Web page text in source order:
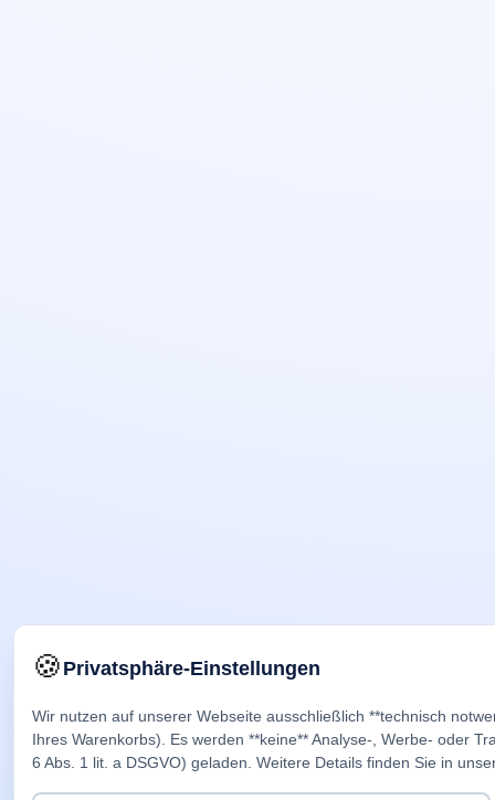
🍪Privatsphäre-Einstellungen
Wir nutzen auf unserer Webseite ausschließlich **technisch
Ihres Warenkorbs). Es werden **keine** Analyse-, Werbe- oder
6 Abs. 1 lit. a DSGVO) geladen. Weitere Details finden Sie in